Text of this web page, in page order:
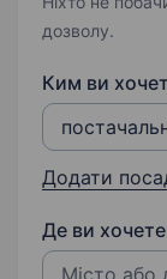
дозволу.
Ким ви
Додати
Де ви